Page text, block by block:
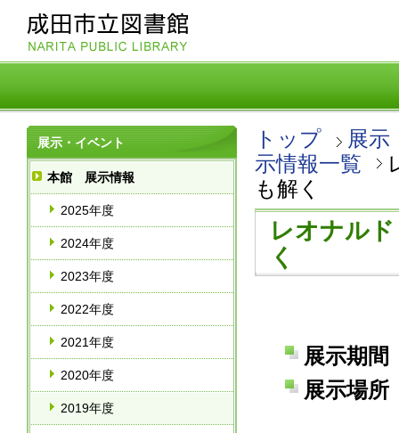
展示・イベント
本館 展示情報
2025年度
2024年度
2023年度
2022年度
2021年度
2020年度
2019年度
トップ
展示
示情報一覧
も解く
レオナル
く
展示期間
展示場所